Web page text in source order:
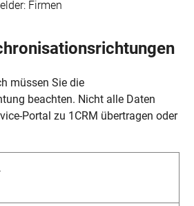
Firmen
müssen Sie die
beachten. Nicht alle Daten
Portal zu 1CRM übertragen oder